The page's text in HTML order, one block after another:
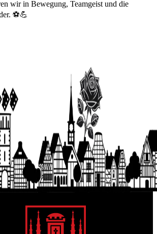
wir in Bewegung, Teamgeist und die
⚽💪